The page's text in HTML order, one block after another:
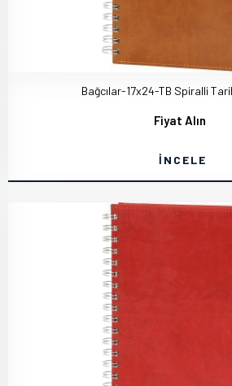
Bağcılar-17x24-TB Spiralli
Fiyat Alın
İNCELE